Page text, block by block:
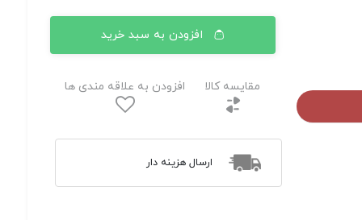
افزودن به سبد خرید
مقایسه کالا افزودن به علاقه مندی ها
ارسال هزینه دار